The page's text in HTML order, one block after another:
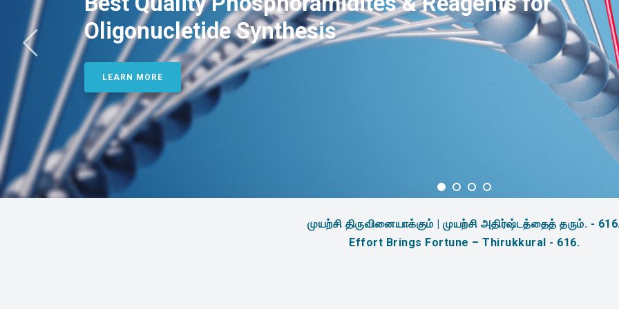
Oligonucletide Synthesis
LEARN MORE
முயற்சி திருவினையாக்கும் | முயற்சி அதிர்ஷ்டத்தைத் தரும். -
Effort Brings Fortune – Thirukkural - 616.